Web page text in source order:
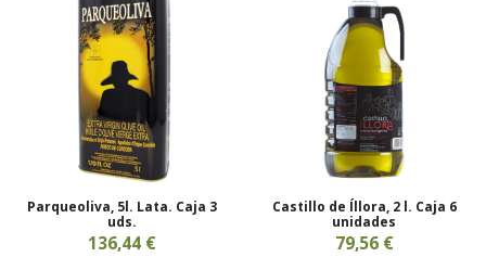
Parqueoliva, 5l. Lata. Caja 3
uds.
136,44 €
Castillo de Íllora, 2 l. Caja 6
unidades
79,56 €